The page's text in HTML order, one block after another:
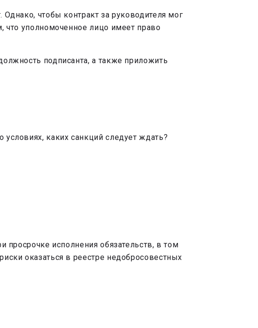
чтобы контракт за руководителя мог
что уполномоченное лицо имеет право
подписанта, а также приложить
каких санкций следует ждать?
просрочке исполнения обязательств, в том
оказаться в реестре недобросовестных